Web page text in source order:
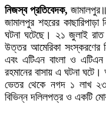
নিজস্ব প্রতিবেদক, জামালপুর॥
জামালপুর শহরের কাছারিপাড়া
ঘটনা ঘটেছে। ২১ জুলাই রাত
উত্তর আমেরিকা সংস্করণের
এবং এটিএন বাংলা ও এটিএন
রহমানের বাসায় এ ঘটনা ঘটে।
ভেতর থেকে নগদ ১ লাখ ২৩
বিভিন্ন দলিলপত্র ও একটি